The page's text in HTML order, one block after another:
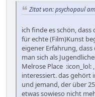
Zitat von: psychopaul
ich finde es schön,
für echte (Film)Kunst
eigener Erfahrung,
man sich als
Melrose Place :icon_lol:
interessiert. das gehört
und jemand, der über
etwas sowieso nicht